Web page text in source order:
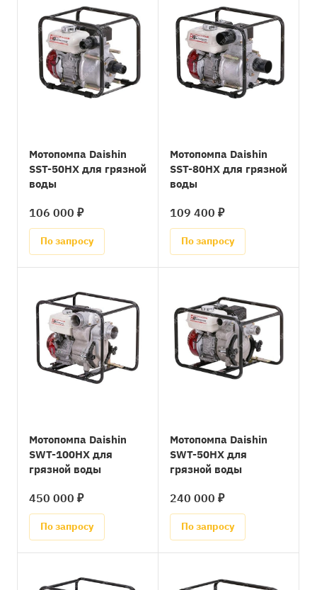
Мотопомпа Daishin
SST-50HX для грязной
воды
106 000 ₽
По запросу
Мотопомпа Daishin
SST-80HX для грязной
воды
109 400 ₽
По запросу
Мотопомпа Daishin
SWT-100HX для
грязной воды
450 000 ₽
По запросу
Мотопомпа Daishin
SWT-50HX для
грязной воды
240 000 ₽
По запросу